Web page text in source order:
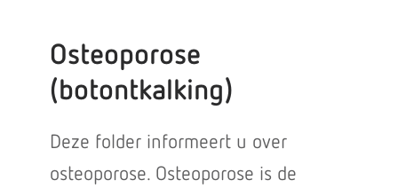
Osteoporose
(botontkalking)
Deze folder informeert u over
osteoporose. Osteoporose is de